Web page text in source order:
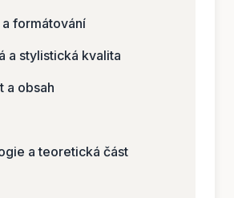
a formátování
a stylistická kvalita
a obsah
a teoretická část